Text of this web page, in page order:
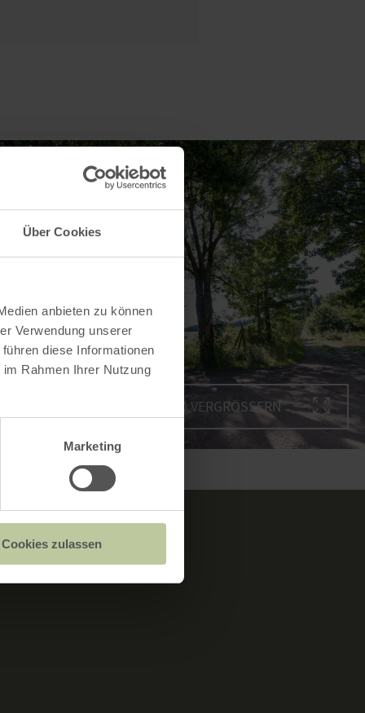
Über Cookies
anbieten zu können
Verwendung unserer
diese Informationen
Rahmen Ihrer Nutzung
Marketing
Cookies zulassen
BILD VERGRÖSSERN